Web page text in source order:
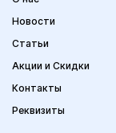
Новости
Статьи
Акции и Скидки
Контакты
Реквизиты